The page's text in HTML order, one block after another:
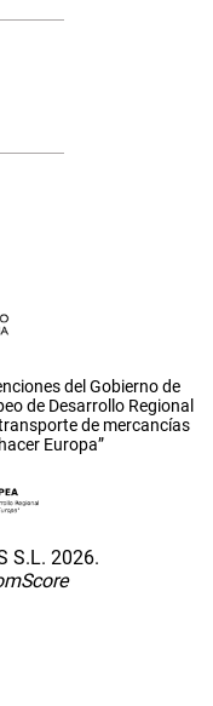
del Gobierno de
de Desarrollo Regional
de mercancías
Europa”
S.L. 2026.